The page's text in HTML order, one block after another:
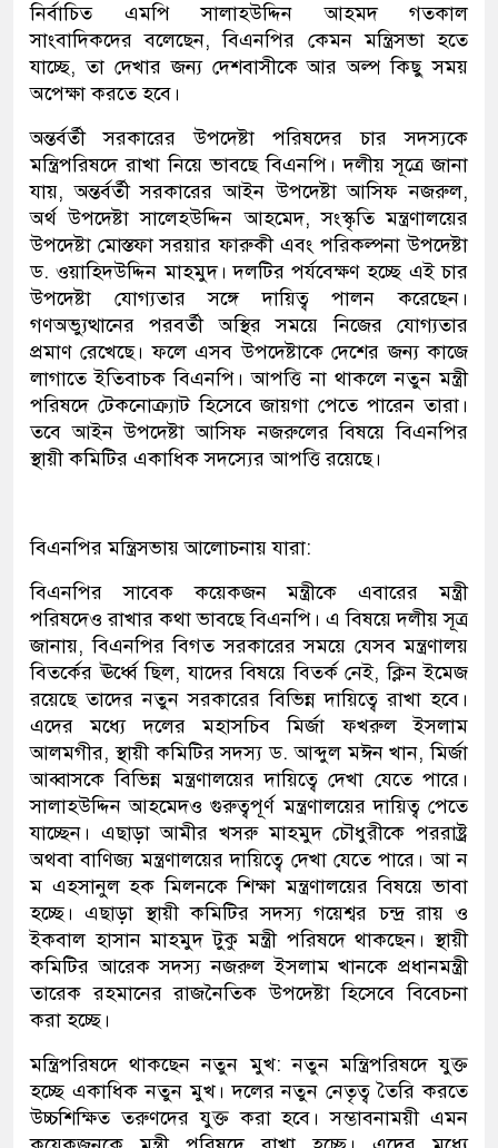
নির্বাচিত এমপি সালাহউদ্দিন আহমদ গতকাল
সাংবাদিকদের বলেছেন, বিএনপির কেমন মন্ত্রিসভা হতে
যাচ্ছে, তা দেখার জন্য দেশবাসীকে আর অল্প কিছু সময়
অপেক্ষা করতে হবে।
অন্তর্বর্তী সরকারের উপদেষ্টা পরিষদের চার সদস্যকে
মন্ত্রিপরিষদে রাখা নিয়ে ভাবছে বিএনপি। দলীয় সূত্রে জানা
যায়, অন্তর্বর্তী সরকারের আইন উপদেষ্টা আসিফ নজরুল,
অর্থ উপদেষ্টা সালেহউদ্দিন আহমেদ, সংস্কৃতি মন্ত্রণালয়ের
উপদেষ্টা মোস্তফা সরয়ার ফারুকী এবং পরিকল্পনা উপদেষ্টা
ড. ওয়াহিদউদ্দিন মাহমুদ। দলটির পর্যবেক্ষণ হচ্ছে এই চার
উপদেষ্টা যোগ্যতার সঙ্গে দায়িত্ব পালন করেছেন।
গণঅভ্যুত্থানের পরবর্তী অস্থির সময়ে নিজের যোগ্যতার
প্রমাণ রেখেছে। ফলে এসব উপদেষ্টাকে দেশের জন্য কাজে
লাগাতে ইতিবাচক বিএনপি। আপত্তি না থাকলে নতুন মন্ত্রী
পরিষদে টেকনোক্র্যাট হিসেবে জায়গা পেতে পারেন তারা।
তবে আইন উপদেষ্টা আসিফ নজরুলের বিষয়ে বিএনপির
স্থায়ী কমিটির একাধিক সদস্যের আপত্তি রয়েছে।
বিএনপির মন্ত্রিসভায় আলোচনায় যারা:
বিএনপির সাবেক কয়েকজন মন্ত্রীকে এবারের মন্ত্রী
পরিষদেও রাখার কথা ভাবছে বিএনপি। এ বিষয়ে দলীয় সূত্র
জানায়, বিএনপির বিগত সরকারের সময়ে যেসব মন্ত্রণালয়
বিতর্কের ঊর্ধ্বে ছিল, যাদের বিষয়ে বিতর্ক নেই, ক্লিন ইমেজ
রয়েছে তাদের নতুন সরকারের বিভিন্ন দায়িত্বে রাখা হবে।
এদের মধ্যে দলের মহাসচিব মির্জা ফখরুল ইসলাম
আলমগীর, স্থায়ী কমিটির সদস্য ড. আব্দুল মঈন খান, মির্জা
আব্বাসকে বিভিন্ন মন্ত্রণালয়ের দায়িত্বে দেখা যেতে পারে।
সালাহউদ্দিন আহমেদও গুরুত্বপূর্ণ মন্ত্রণালয়ের দায়িত্ব পেতে
যাচ্ছেন। এছাড়া আমীর খসরু মাহমুদ চৌধুরীকে পররাষ্ট্র
অথবা বাণিজ্য মন্ত্রণালয়ের দায়িত্বে দেখা যেতে পারে। আ ন
ম এহসানুল হক মিলনকে শিক্ষা মন্ত্রণালয়ের বিষয়ে ভাবা
হচ্ছে। এছাড়া স্থায়ী কমিটির সদস্য গয়েশ্বর চন্দ্র রায় ও
ইকবাল হাসান মাহমুদ টুকু মন্ত্রী পরিষদে থাকছেন। স্থায়ী
কমিটির আরেক সদস্য নজরুল ইসলাম খানকে প্রধানমন্ত্রী
তারেক রহমানের রাজনৈতিক উপদেষ্টা হিসেবে বিবেচনা
করা হচ্ছে।
মন্ত্রিপরিষদে থাকছেন নতুন মুখ: নতুন মন্ত্রিপরিষদে যুক্ত
হচ্ছে একাধিক নতুন মুখ। দলের নতুন নেতৃত্ব তৈরি করতে
উচ্চশিক্ষিত তরুণদের যুক্ত করা হবে। সম্ভাবনাময়ী এমন